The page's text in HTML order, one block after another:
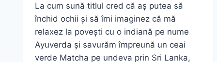
La cum sună titlul cred că aș putea să
închid ochii și să îmi imaginez că mă
relaxez la povești cu o indiană pe nume
Ayuverda și savurăm împreună un ceai
verde Matcha pe undeva prin Sri Lanka,